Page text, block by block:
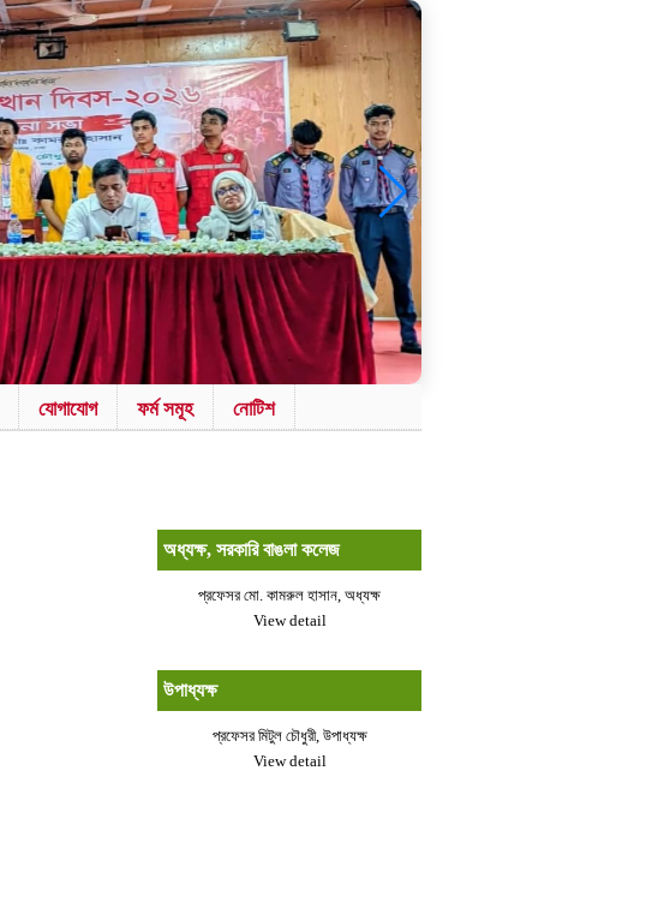
যোগাযোগ ফর্ম সমূহ নোটিশ
অধ্যক্ষ, সরকারি বাঙলা কলেজ
প্রফেসর মো. কামরুল হাসান, অধ্যক্ষ
View detail
উপাধ্যক্ষ
প্রফেসর মিটুল চৌধুরী, উপাধ্যক্ষ
View detail